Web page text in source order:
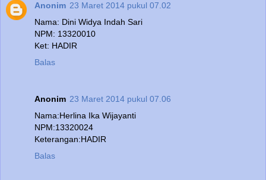
Anonim 23 Maret 2014 pukul 07.02
Nama: Dini Widya Indah Sari
NPM: 13320010
Ket: HADIR
Balas
Anonim 23 Maret 2014 pukul 07.06
Nama:Herlina Ika Wijayanti
NPM:13320024
Keterangan:HADIR
Balas